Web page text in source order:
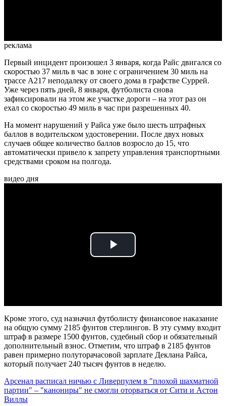
реклама
Первый инцидент произошел 3 января, когда Райс двигался со
скоростью 37 миль в час в зоне с ограничением 30 миль на
трассе A217 неподалеку от своего дома в графстве Суррей.
Уже через пять дней, 8 января, футболиста снова
зафиксировали на этом же участке дороги – на этот раз он
ехал со скоростью 49 миль в час при разрешенных 40.
На момент нарушений у Райса уже было шесть штрафных
баллов в водительском удостоверении. После двух новых
случаев общее количество баллов возросло до 15, что
автоматически привело к запрету управления транспортными
средствами сроком на полгода.
видео дня
Play
Кроме этого, суд назначил футболисту финансовое наказание
на общую сумму 2185 фунтов стерлингов. В эту сумму входит
штраф в размере 1500 фунтов, судебный сбор и обязательный
дополнительный взнос. Отметим, что штраф в 2185 фунтов
равен примерно полуторачасовой зарплате Деклана Райса,
который получает 240 тысяч фунтов в неделю.
Арсенал расписал ничью с Ливерпулем в "плохой шахматной
партии" – "канониры" не смогли оторваться от Сити и Астон
Виллы